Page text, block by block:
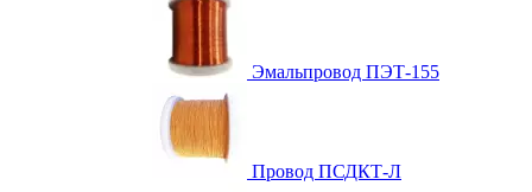
Эмальпровод ПЭТ-155
Провод ПСДКТ-Л